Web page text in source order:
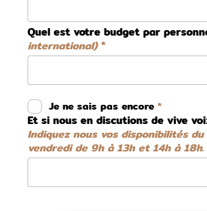
Quel est votre budget par
international)
Je ne sais pas encore
Et si nous en discutions de vive
Indiquez nous vos disponibilités
vendredi de 9h à 13h et 14h à 18h.